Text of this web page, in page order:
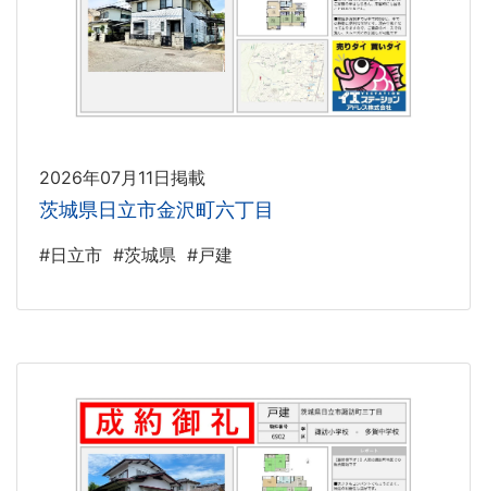
2026年07月11日掲載
茨城県日立市金沢町六丁目
#日立市 #茨城県 #戸建